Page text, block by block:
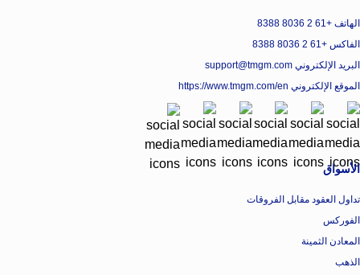
الهاتف +61 2 8036 8388
الفاكس +61 2 8036 8388
البريد الإلكتروني support@tmgm.com
الموقع الإلكتروني https://www.tmgm.com/en
الأسواق
تداول العقود مقابل الفروقات
الفوركس
المعادن الثمينة
الذهب